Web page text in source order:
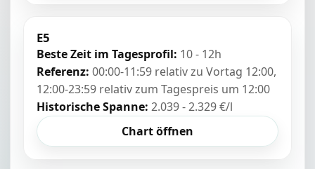
E5
Beste Zeit im Tagesprofil: 10 - 12h
Referenz: 00:00-11:59 relativ zu Vortag 12:00,
12:00-23:59 relativ zum Tagespreis um 12:00
Historische Spanne: 2.039 - 2.329 €/l
Chart öffnen